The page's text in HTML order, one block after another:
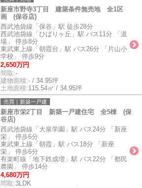
新座市野寺3丁目 建築条件無売地 全1区
画 (保谷店)
西武池袋線「保谷」駅 徒歩28分
西武池袋線「ひばりヶ丘」駅 バス11分 「道
場」 停歩8分
東武東上線「朝霞台」駅 バス26分 「片山小
学校」 停歩9分
2,650万円
間取:-
建物面積:- / 34.95坪
土地面積:115.54㎡ / 34.95坪
売買｜新築一戸建
新座市栄2丁目 新築一戸建住宅 全5棟 (保
谷店)
西武池袋線「大泉学園」駅 バス24分 「新座
栄」 停歩6分
東武東上線「朝霞」駅 バス18分 「新座
栄」 停歩6分
有楽町線「地下鉄成増」駅 バス22分 「都民
農園」 停歩14分
4,680万円
間取:3LDK